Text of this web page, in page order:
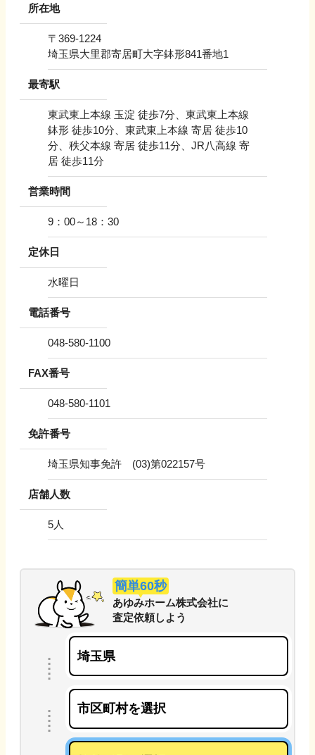
所在地
〒 369-1224
埼玉県大里郡寄居町大字鉢形841番地1
最寄駅
東武東上本線 玉淀 徒歩7分、東武東上本線
鉢形 徒歩10分、東武東上本線 寄居 徒歩10
分、秩父本線 寄居 徒歩11分、JR八高線 寄
居 徒歩11分
営業時間
9：00～18：30
定休日
水曜日
電話番号
048-580-1100
FAX番号
048-580-1101
免許番号
埼玉県知事免許 (03)第022157号
店舗人数
5人
簡単60秒
あゆみホーム株式会社に
査定依頼しよう